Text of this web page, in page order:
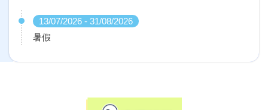
13/07/2026 - 31/08/2026
暑假